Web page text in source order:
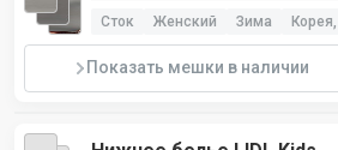
Сток Женский Зима
Показать мешки в наличии